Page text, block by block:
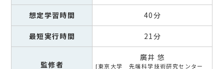
想定学習時間 40分
最短実行時間 21分
監修者
廣井 悠
東京大学 先端科学技術研究センター